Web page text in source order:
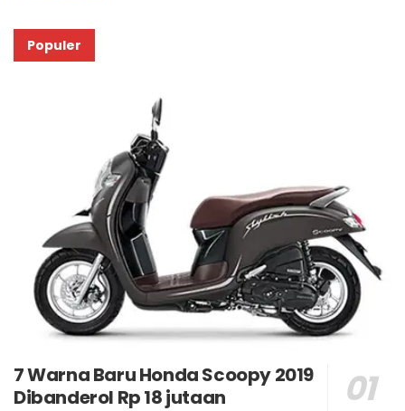
Populer
7 Warna Baru Honda Scoopy 2019
Dibanderol Rp 18 jutaan